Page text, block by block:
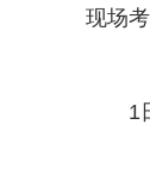
现场考
1